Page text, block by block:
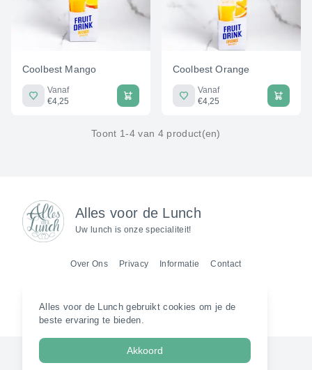
Coolbest Mango
Vanaf
€4,25
Coolbest Orange
Vanaf
€4,25
Toont 1-4 van 4 product(en)
Alles voor de Lunch
Uw lunch is onze specialiteit!
Over Ons Privacy Informatie Contact
Copyright ©Alles voor de Lunch
Alles voor de Lunch gebruikt cookies om je de
beste ervaring te bieden.
Akkoord